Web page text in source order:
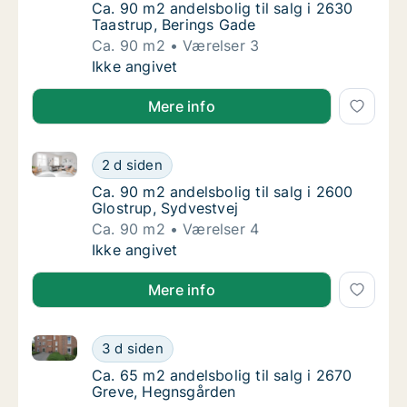
Ca. 90 m2 andelsbolig til salg i 2630
Ca. 90 m2 andelsbolig til salg i 2630
Taastrup, Berings Gade
Ca. 90 m2
Værelser 3
Ca. 90 m2 andelsbolig til salg i 2630
Ikke angivet
Mere info
Ca. 90 m2 andelsbolig til salg i 2600
2 d siden
Ca. 90 m2 andelsbolig til salg i 2600 Glostrup,
Ca. 90 m2 andelsbolig til salg i 2600
Ca. 90 m2 andelsbolig til salg i 2600
Glostrup, Sydvestvej
Ca. 90 m2
Værelser 4
Ca. 90 m2 andelsbolig til salg i 2600
Ikke angivet
Mere info
Ca. 65 m2 andelsbolig til salg i 2670 Greve,
3 d siden
Ca. 65 m2 andelsbolig til salg i 2670 Greve,
Ca. 65 m2 andelsbolig til salg i 2670 Greve,
Ca. 65 m2 andelsbolig til salg i 2670
Greve, Hegnsgården